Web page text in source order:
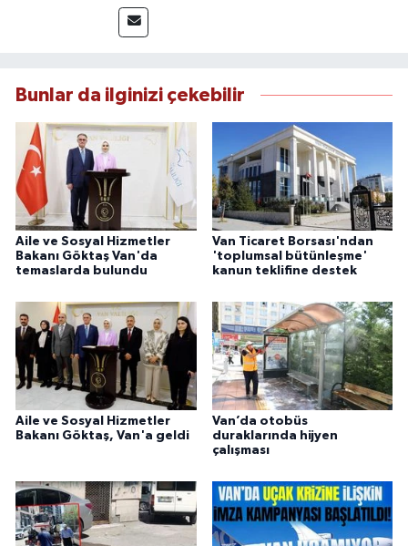
takip etmektedir. Editoryal sürece katkı sunan
Yılmaz, tarafsızlık, doğruluk ve etik ilkeler
bilgilendirmektedir.
Bunlar da ilginizi çekebilir
Aile ve Sosyal Hizmetler
Bakanı Göktaş Van'da
temaslarda bulundu
Van Ticaret Borsası'ndan
'toplumsal bütünleşme'
kanun teklifine destek
Aile ve Sosyal Hizmetler
Bakanı Göktaş, Van'a geldi
Van’da otobüs
duraklarında hijyen
çalışması